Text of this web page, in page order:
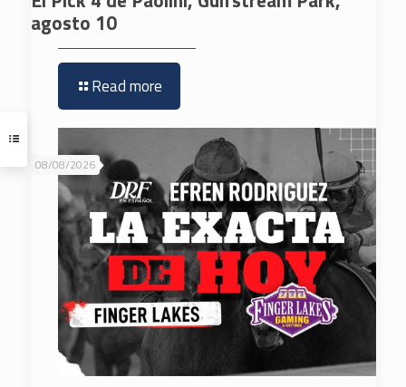
agosto 10
Read more
08/08/2026